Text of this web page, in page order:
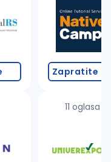
(koristite č, ć, š, đ,
pretrage
Zapratite
11 oglasa